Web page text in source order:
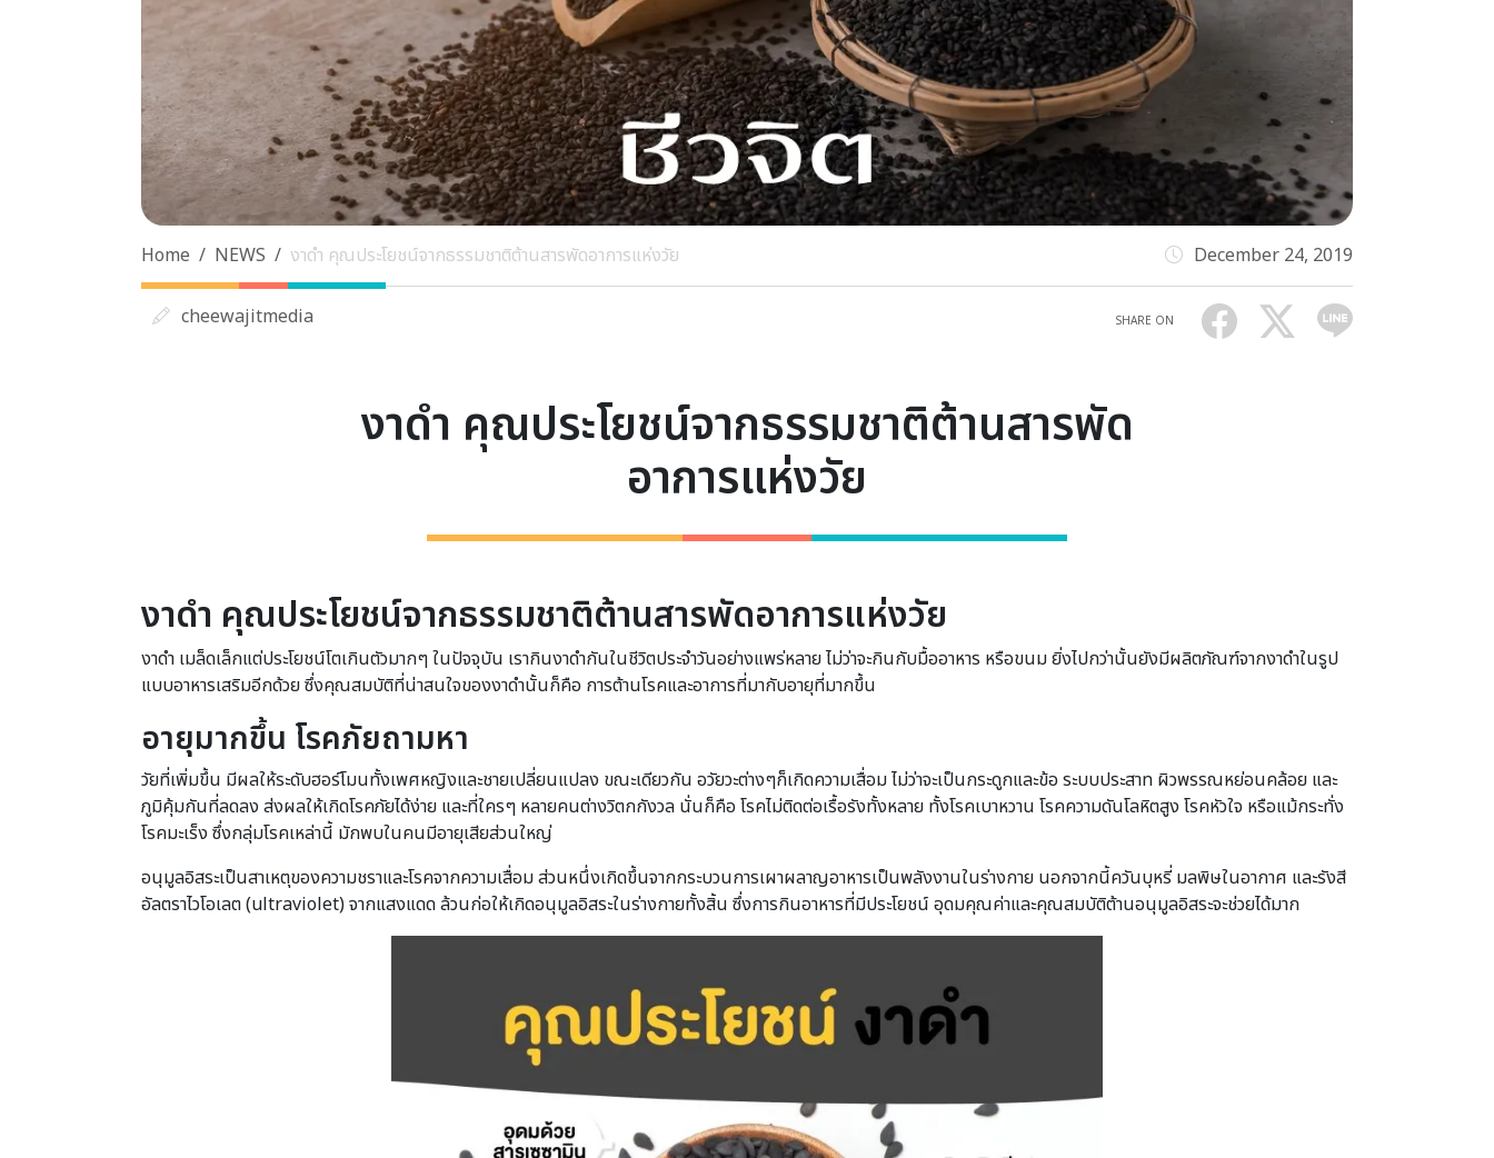
Home NEWS งาดำ คุณประโยชน์จากธรรมชาติต้านสารพัดอาการแห่งวัย December 24, 2019
cheewajitmedia SHARE ON
งาดำ คุณประโยชน์จากธรรมชาติต้านสารพัด
อาการแห่งวัย
งาดำ คุณประโยชน์จากธรรมชาติต้านสารพัดอาการแห่งวัย
งาดำ เมล็ดเล็กแต่ประโยชน์โตเกินตัวมากๆ ในปัจจุบัน เรากินงาดำกันในชีวิตประจำวันอย่างแพร่หลาย ไม่ว่าจะกินกับมื้ออาหาร หรือขนม ยิ่งไปกว่านั้นยังมีผลิตภัณฑ์จากงาดำในรูป
แบบอาหารเสริมอีกด้วย ซึ่งคุณสมบัติที่น่าสนใจของงาดำนั้นก็คือ การต้านโรคและอาการที่มากับอายุที่มากขึ้น
อายุมากขึ้น โรคภัยถามหา
วัยที่เพิ่มขึ้น มีผลให้ระดับฮอร์โมนทั้งเพศหญิงและชายเปลี่ยนแปลง ขณะเดียวกัน อวัยวะต่างๆก็เกิดความเสื่อม ไม่ว่าจะเป็นกระดูกและข้อ ระบบประสาท ผิวพรรณหย่อนคล้อย และ
ภูมิคุ้มกันที่ลดลง ส่งผลให้เกิดโรคภัยได้ง่าย และที่ใครๆ หลายคนต่างวิตกกังวล นั่นก็คือ โรคไม่ติดต่อเรื้อรังทั้งหลาย ทั้งโรคเบาหวาน โรคความดันโลหิตสูง โรคหัวใจ หรือแม้กระทั่ง
โรคมะเร็ง ซึ่งกลุ่มโรคเหล่านี้ มักพบในคนมีอายุเสียส่วนใหญ่
อนุมูลอิสระเป็นสาเหตุของความชราและโรคจากความเสื่อม ส่วนหนึ่งเกิดขึ้นจากกระบวนการเผาผลาญอาหารเป็นพลังงานในร่างกาย นอกจากนี้ควันบุหรี่ มลพิษในอากาศ และรังสี
อัลตราไวโอเลต (ultraviolet) จากแสงแดด ล้วนก่อให้เกิดอนุมูลอิสระในร่างกายทั้งสิ้น ซึ่งการกินอาหารที่มีประโยชน์ อุดมคุณค่าและคุณสมบัติต้านอนุมูลอิสระจะช่วยได้มาก